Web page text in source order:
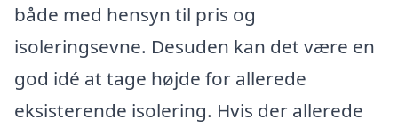
både med hensyn til pris og
isoleringsevne. Desuden kan det være en
god idé at tage højde for allerede
eksisterende isolering. Hvis der allerede